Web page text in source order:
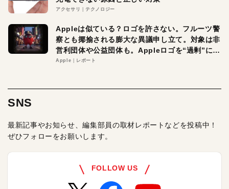
アクセサリ テクノロジー
Appleは似ている？ロゴを許さない。フルーツ警
察とも揶揄される膨大な異議申し立て。対象は非
営利団体や公益団体も。Appleロゴを“過剰”に守
る理由とは
Apple レポート
SNS
最新記事やお知らせ、編集部員の取材レポートなどを投稿中！
ぜひフォローをお願いします。
FOLLOW US